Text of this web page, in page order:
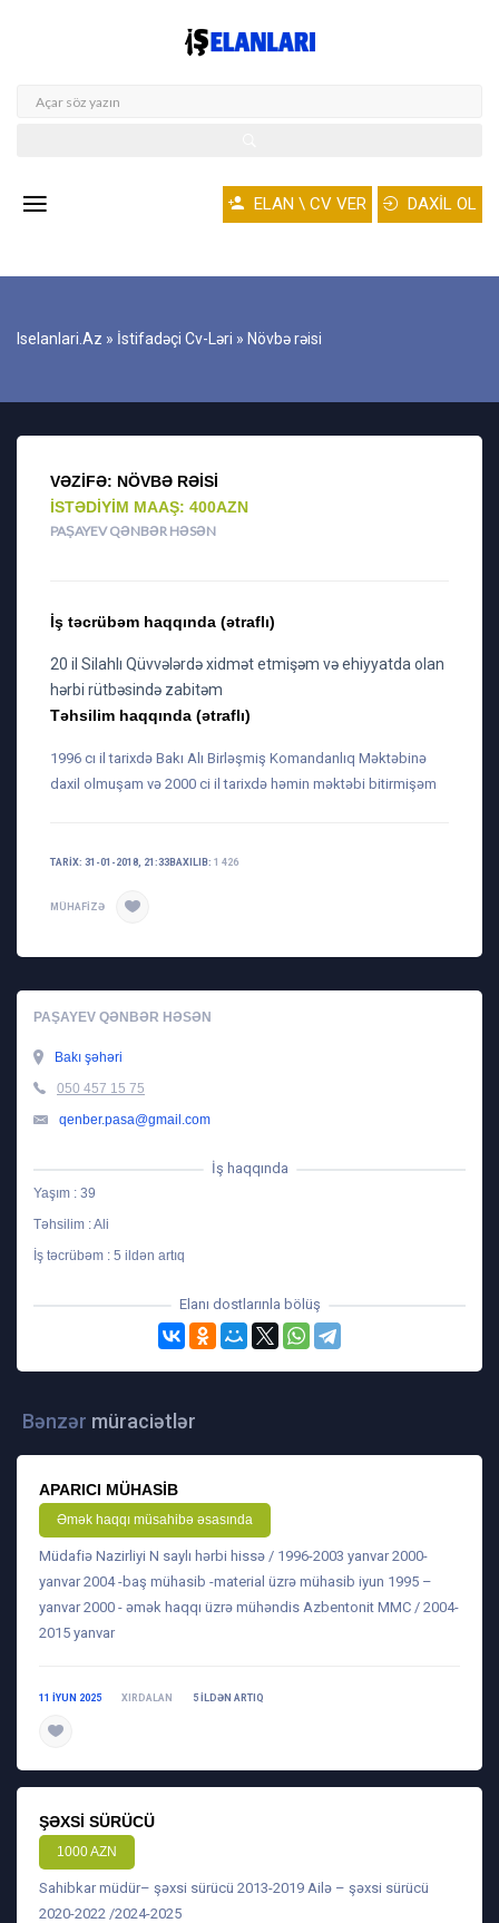
ELAN \ CV VER DAXİL OL
Iselanlari.az » İstifadəçi Cv-Ləri » Növbə rəisi
VƏZIFƏ: NÖVBƏ RƏISI
İSTƏDIYIM MAAŞ: 400AZN
PAŞAYEV QƏNBƏR HƏSƏN
İş təcrübəm haqqında (ətraflı)
20 il Silahlı Qüvvələrdə xidmət etmişəm və ehiyyatda olan
hərbi rütbəsində zabitəm
Təhsilim haqqında (ətraflı)
1996 cı il tarixdə Bakı Alı Birləşmiş Komandanlıq Məktəbinə
daxil olmuşam və 2000 ci il tarixdə həmin məktəbi bitirmişəm
TARIX: 31-01-2018, 21:33 BAXILIB: 1 426
MÜHAFIZƏ
PAŞAYEV QƏNBƏR HƏSƏN
Bakı şəhəri
050 457 15 75
qenber.pasa@gmail.com
İş haqqında
Yaşım : 39
Təhsilim : Ali
İş təcrübəm : 5 ildən artıq
Elanı dostlarınla bölüş
Bənzər müraciətlər
APARICI MÜHASIB
Əmək haqqı müsahibə əsasında
Müdafiə Nazirliyi N saylı hərbi hissə / 1996-2003 yanvar 2000-
yanvar 2004 -baş mühasib -material üzrə mühasib iyun 1995 –
yanvar 2000 - əmək haqqı üzrə mühəndis Azbentonit MMC / 2004-
2015 yanvar
11 IYUN 2025 XIRDALAN 5 ILDƏN ARTIQ
ŞƏXSI SÜRÜCÜ
1000 AZN
Sahibkar müdür– şəxsi sürücü 2013-2019 Ailə – şəxsi sürücü
2020-2022 /2024-2025